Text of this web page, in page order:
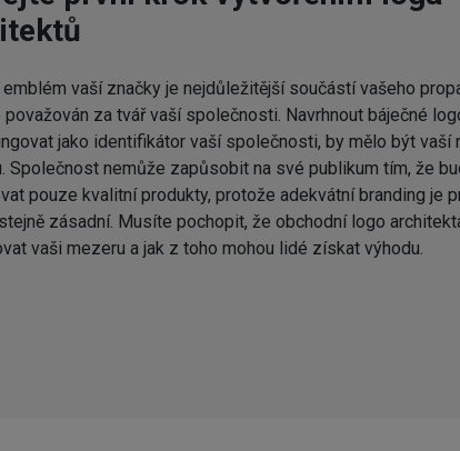
vaší značky je nejdůležitější součástí vašeho
považován za tvář vaší společnosti. Navrhnout báječné
jako identifikátor vaší společnosti, by mělo být vaší
Společnost nemůže zapůsobit na své publikum tím, že
pouze kvalitní produkty, protože adekvátní branding je
zásadní. Musíte pochopit, že obchodní logo
vaši mezeru a jak z toho mohou lidé získat výhodu.